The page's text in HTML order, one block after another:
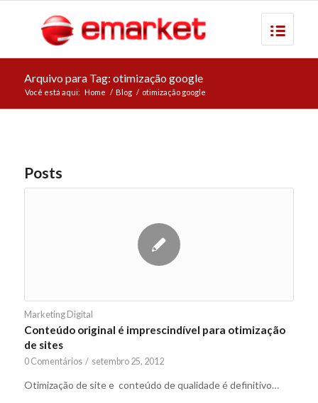
Arquivo para Tag: otimização google
Você está aqui: Home / Blog / otimização google
Posts
Marketing Digital
Conteúdo original é imprescindível para otimização
de sites
0 Comentários / setembro 25, 2012
Otimização de site e conteúdo de qualidade é definitivo…